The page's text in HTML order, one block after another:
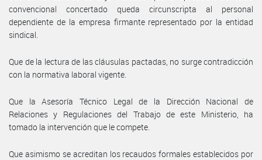
convencional concertado queda circunscripta al personal
dependiente de la empresa firmante representado por la entidad
sindical.
Que de la lectura de las cláusulas pactadas, no surge contradicción
con la normativa laboral vigente.
Que la Asesoría Técnico Legal de la Dirección Nacional de
Relaciones y Regulaciones del Trabajo de este Ministerio, ha
tomado la intervención que le compete.
Que asimismo se acreditan los recaudos formales establecidos por